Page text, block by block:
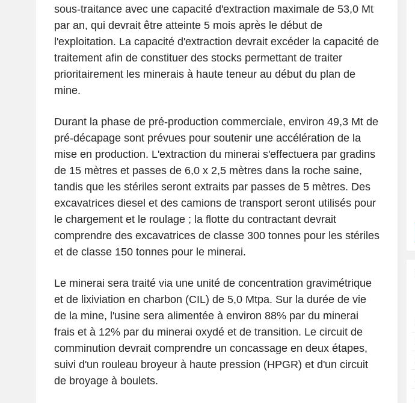
sous-traitance avec une capacité d'extraction maximale de 53,0 Mt
par an, qui devrait être atteinte 5 mois après le début de
l'exploitation. La capacité d'extraction devrait excéder la capacité de
traitement afin de constituer des stocks permettant de traiter
prioritairement les minerais à haute teneur au début du plan de
mine.
Durant la phase de pré-production commerciale, environ 49,3 Mt de
pré-décapage sont prévues pour soutenir une accélération de la
mise en production. L'extraction du minerai s'effectuera par gradins
de 15 mètres et passes de 6,0 x 2,5 mètres dans la roche saine,
tandis que les stériles seront extraits par passes de 5 mètres. Des
excavatrices diesel et des camions de transport seront utilisés pour
le chargement et le roulage ; la flotte du contractant devrait
comprendre des excavatrices de classe 300 tonnes pour les stériles
et de classe 150 tonnes pour le minerai.
Le minerai sera traité via une unité de concentration gravimétrique
et de lixiviation en charbon (CIL) de 5,0 Mtpa. Sur la durée de vie
de la mine, l'usine sera alimentée à environ 88% par du minerai
frais et à 12% par du minerai oxydé et de transition. Le circuit de
comminution devrait comprendre un concassage en deux étapes,
suivi d'un rouleau broyeur à haute pression (HPGR) et d'un circuit
de broyage à boulets.